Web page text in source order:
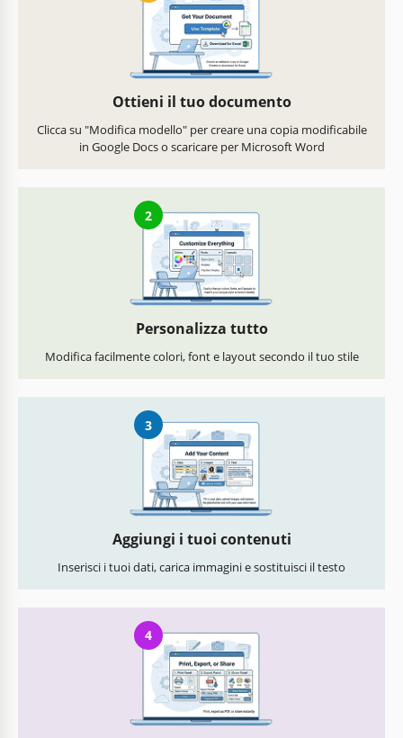
Ottieni il tuo documento
Clicca su "Modifica modello" per creare una copia modificabile
in Google Docs o scaricare per Microsoft Word
2
Personalizza tutto
Modifica facilmente colori, font e layout secondo il tuo stile
3
Aggiungi i tuoi contenuti
Inserisci i tuoi dati, carica immagini e sostituisci il testo
4